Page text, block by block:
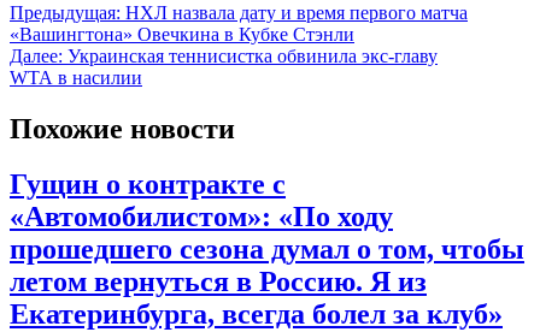
Предыдущая: НХЛ назвала дату и время первого матча
«Вашингтона» Овечкина в Кубке Стэнли
Далее: Украинская теннисистка обвинила экс-главу
WTA в насилии
Похожие новости
Гущин о контракте с
«Автомобилистом»: «По ходу
прошедшего сезона думал о том, чтобы
летом вернуться в Россию. Я из
Екатеринбурга, всегда болел за клуб»